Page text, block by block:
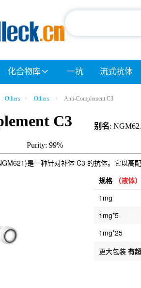
化合物库 一抗 流式抗体
Others Others Anti-Complement C3
C3 别名:
Purity: 99%
是一种针对补体 C3 的抗体。它以高
规格 （液体）
1mg
1mg*5
1mg*25
更大包装 有